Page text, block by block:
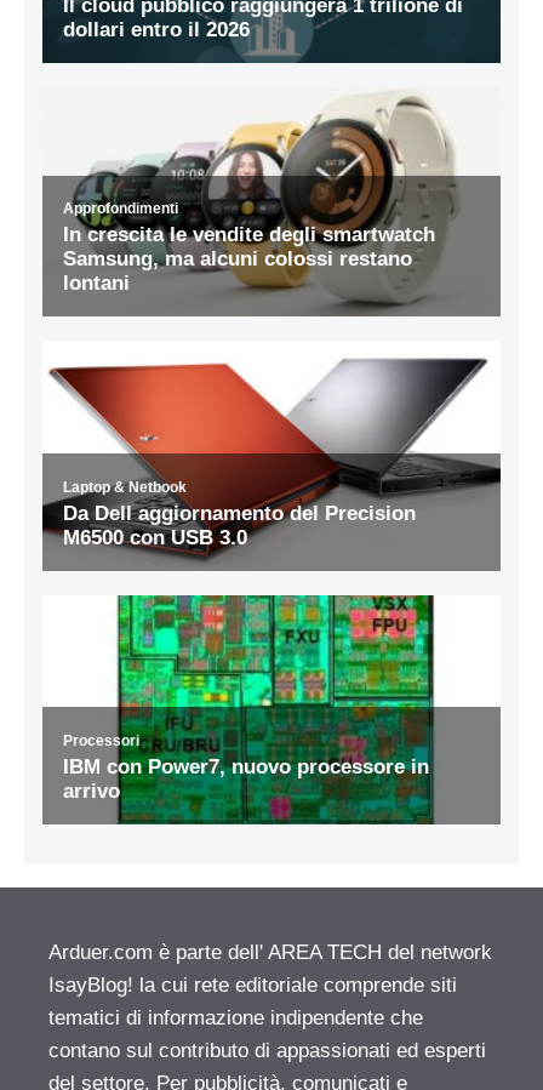
Arduer.com è parte dell' AREA TECH del network
IsayBlog! la cui rete editoriale comprende siti
tematici di informazione indipendente che
contano sul contributo di appassionati ed esperti
del settore. Per pubblicità, comunicati e